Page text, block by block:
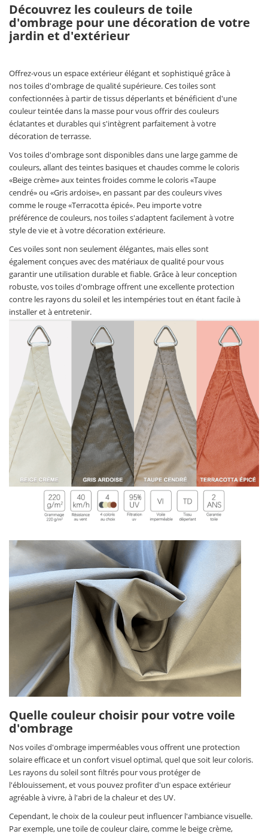
Découvrez les couleurs de toile
d'ombrage pour une décoration de votre
jardin et d'extérieur
Offrez-vous un espace extérieur élégant et sophistiqué grâce à
nos toiles d'ombrage de qualité supérieure. Ces toiles sont
confectionnées à partir de tissus déperlants et bénéficient d'une
couleur teintée dans la masse pour vous offrir des couleurs
éclatantes et durables qui s'intègrent parfaitement à votre
décoration de terrasse.
Vos toiles d'ombrage sont disponibles dans une large gamme de
couleurs, allant des teintes basiques et chaudes comme le coloris
«Beige crème» aux teintes froides comme le coloris «Taupe
cendré» ou «Gris ardoise», en passant par des couleurs vives
comme le rouge «Terracotta épicé». Peu importe votre
préférence de couleurs, nos toiles s'adaptent facilement à votre
style de vie et à votre décoration extérieure.
Ces voiles sont non seulement élégantes, mais elles sont
également conçues avec des matériaux de qualité pour vous
garantir une utilisation durable et fiable. Grâce à leur conception
robuste, vos toiles d'ombrage offrent une excellente protection
contre les rayons du soleil et les intempéries tout en étant facile à
installer et à entretenir.
Quelle couleur choisir pour votre voile
d'ombrage
Nos voiles d'ombrage imperméables vous offrent une protection
solaire efficace et un confort visuel optimal, quel que soit leur coloris.
Les rayons du soleil sont filtrés pour vous protéger de
l'éblouissement, et vous pouvez profiter d'un espace extérieur
agréable à vivre, à l'abri de la chaleur et des UV.
Cependant, le choix de la couleur peut influencer l'ambiance visuelle.
Par exemple, une toile de couleur claire, comme le beige crème,